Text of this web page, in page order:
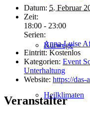
Kurwege
Heilklimaten
Datum: 5. Februar
Zeit:
18:00 - 23:00
Serien:
Anna-Luise
Eintritt: Kostenlos
Kategorien: Event
Unterhaltung
Website: https://das-
Veranstalter